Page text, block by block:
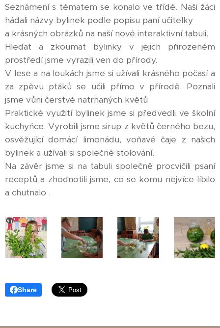
Seznámení s tématem se konalo ve třídě. Naši žáci
hádali názvy bylinek podle popisu paní učitelky
a krásných obrázků na naší nové interaktivní tabuli.
Hledat a zkoumat bylinky v jejich přirozeném
prostředí jsme vyrazili ven do přírody.
V lese a na loukách jsme si užívali krásného počasí a
za zpěvu ptáků se učili přímo v přírodě. Poznali
jsme vůni čerstvě natrhaných květů.
Praktické využití bylinek jsme si předvedli ve školní
kuchyňce. Vyrobili jsme sirup z květů černého bezu,
osvěžující domácí limonádu, voňavé čaje z našich
bylinek a užívali si společné stolování.
Na závěr jsme si na tabuli společně procvičili psaní
receptů a zhodnotili jsme, co se komu nejvíce líbilo
a chutnalo .
Share